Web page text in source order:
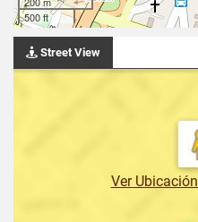
500 ft
Street View
Ver Ubicación